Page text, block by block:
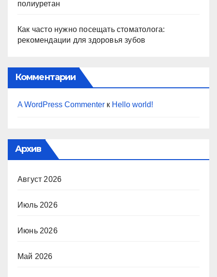
полиуретан
Как часто нужно посещать стоматолога:
рекомендации для здоровья зубов
Комментарии
A WordPress Commenter к Hello world!
Архив
Август 2026
Июль 2026
Июнь 2026
Май 2026